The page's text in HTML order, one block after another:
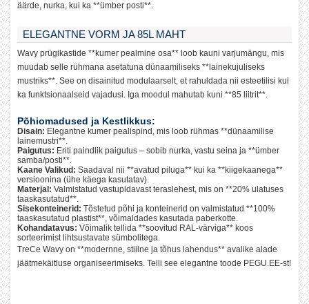
äärde, nurka, kui ka **ümber posti**.
ELEGANTNE VORM JA 85L MAHT
Wavy prügikastide **kumer pealmine osa** loob kauni varjumängu, mis
muudab selle rühmana asetatuna dünaamiliseks **lainekujuliseks
mustriks**. See on disainitud modulaarselt, et rahuldada nii esteetilisi kui
ka funktsionaalseid vajadusi. Iga moodul mahutab kuni **85 liitrit**.
Põhiomadused ja Kestlikkus:
Disain: Elegantne kumer pealispind, mis loob rühmas **dünaamilise
lainemustri**.
Paigutus: Eriti paindlik paigutus – sobib nurka, vastu seina ja **ümber
samba/posti**.
Kaane Valikud: Saadaval nii **avatud piluga** kui ka **kiigekaanega**
versioonina (ühe käega kasutatav).
Materjal: Valmistatud vastupidavast teraslehest, mis on **20% ulatuses
taaskasutatud**.
Sisekonteinerid: Tõstetud põhi ja konteinerid on valmistatud **100%
taaskasutatud plastist**, võimaldades kasutada paberkotte.
Kohandatavus: Võimalik tellida **soovitud RAL-värviga** koos
sorteerimist lihtsustavate sümbolitega.
TreCe Wavy on **modernne, stiilne ja tõhus lahendus** avalike alade
jäätmekäitluse organiseerimiseks. Telli see elegantne toode PEGU.EE-st!